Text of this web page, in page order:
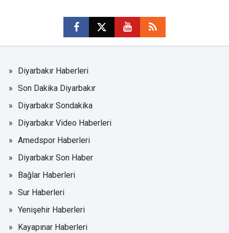
Diyarbakır Haberleri
Son Dakika Diyarbakır
Diyarbakır Sondakika
Diyarbakır Video Haberleri
Amedspor Haberleri
Diyarbakır Son Haber
Bağlar Haberleri
Sur Haberleri
Yenişehir Haberleri
Kayapınar Haberleri